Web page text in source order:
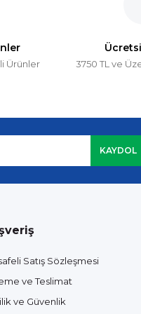
Ürünler 3750 TL ve
KAYDOL
Satış Sözleşmesi
ve Teslimat
ve Güvenlik